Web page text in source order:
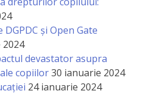
și Open Gate
devastator asupra
copiilor30 ianuarie 2024
24 ianuarie 2024